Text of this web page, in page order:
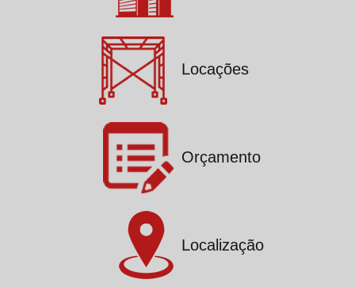
Locações
Orçamento
Localização